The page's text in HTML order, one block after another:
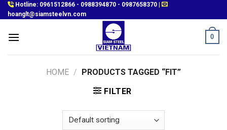
Skip
to
Hotline: 0961512866 - 0988394870 - 0987658370
hoanglt@siamsteelvn.com
0
HOME / PRODUCTS TAGGED “FIT”
FILTER